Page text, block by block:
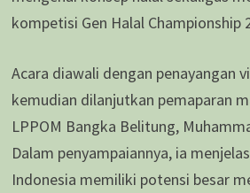
kompetisi Gen Halal Championship
Acara diawali dengan penayangan
kemudian dilanjutkan pemaparan
LPPOM Bangka Belitung,
Dalam penyampaiannya, ia
Indonesia memiliki potensi besar